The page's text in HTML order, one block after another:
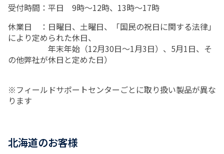
受付時間：平日 9時～12時、13時～17時
休業日 ：日曜日、土曜日、「国民の祝日に関する法律」
により定められた休日、
年末年始（12月30日～1月3日）、5月1日、そ
の他弊社が休日と定めた日）
※フィールドサポートセンターごとに取り扱い製品が異な
ります
北海道のお客様